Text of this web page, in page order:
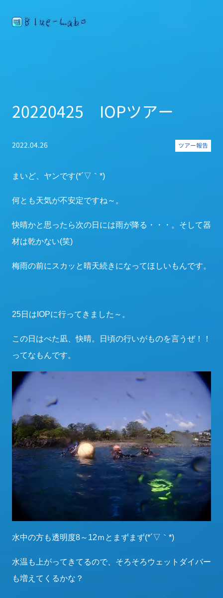
20220425 IOPツアー
2022.04.26 ツアー報告
まいど、ヤンです(*´▽｀*)
何とも天気が不安定ですね～。
快晴かと思ったら次の日には雨が降る・・・。そして器
材は乾かない(笑)
梅雨の前にスカッと晴天続きになってほしいもんです。
25日はIOPに行ってきました～。
この日はべた凪、快晴。日頃の行いがものを言うぜ！！
ってなもんです。
水中の方も透明度8～12ｍとまずまず(*´▽｀*)
水温も上がってきてるので、そろそろウェットダイバー
も増えてくるかな？